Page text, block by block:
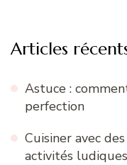
Articles
Astuce :
perfection
Cuisiner avec
activités ludiques